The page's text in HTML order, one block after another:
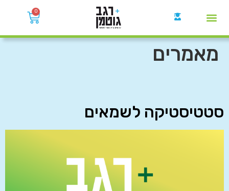
0
מאמרים
סטטיסטיקה לשמאים